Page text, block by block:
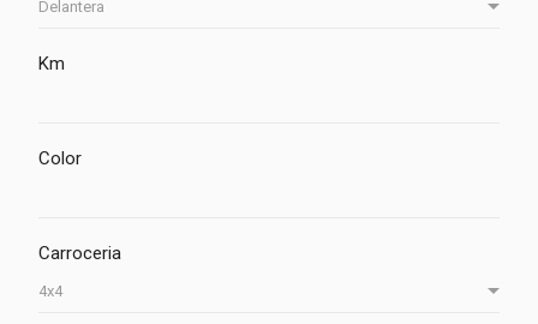
Km
Color
Carroceria